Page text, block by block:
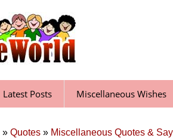
Latest Posts Miscellaneous Wishes
» Quotes » Miscellaneous Quotes &